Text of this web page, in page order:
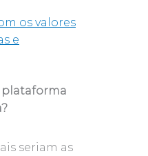
os valores
e
plataforma
seriam as